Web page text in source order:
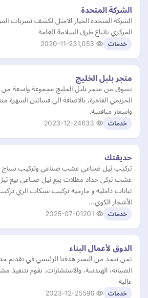
الشركة المتحدة
الشركة المتحدة الخيار الامثل لكشف تسربات
المركزي باتباع طرق السلامة العامة
خدمات 2020-11-23
متجر بلبل الخليج
تسوق من متجر بلبل الخليج مجموعة واسعة من
الحريمي الفاخرة، بالاضافة الي فساتين السهرة
واسعار منافسة.
خدمات 2023-12-24
حديقتك
تركيب ثيل صناعي عشب صناعي وتركيب سياج
عشب تركي حداد مظلات بيع ثيل صناعي بيع
نباتات داخليه و خارجيه تركيب شبكات الري
الأشجار الكوي…
خدمات 2025-07-01
الدوق لأعمال البناء
نحن نتخذ من التميز هدفنا الرئيسي في تقديم
الصيانة، الهندسة، والاستشارات. نقوم بتنفيذ
عالية
خدمات 2023-12-25